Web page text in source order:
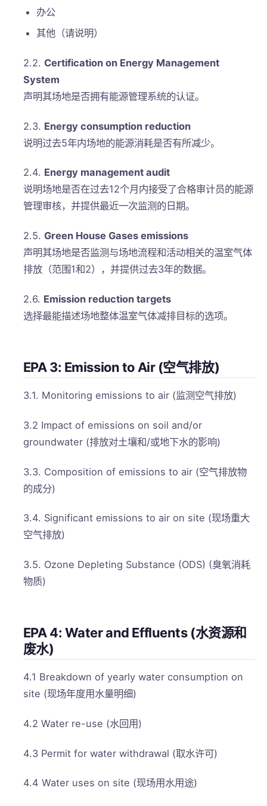
办公
其他（请说明）
2.2. Certification on Energy Management
System
声明其场地是否拥有能源管理系统的认证。
2.3. Energy consumption reduction
说明过去5年内场地的能源消耗是否有所减少。
2.4. Energy management audit
说明场地是否在过去12个月内接受了合格审计员的能源
管理审核，并提供最近一次监测的日期。
2.5. Green House Gases emissions
声明其场地是否监测与场地流程和活动相关的温室气体
排放（范围1和2），并提供过去3年的数据。
2.6. Emission reduction targets
选择最能描述场地整体温室气体减排目标的选项。
EPA 3: Emission to Air (空气排放)
3.1. Monitoring emissions to air (监测空气排放)
3.2 Impact of emissions on soil and/or
groundwater (排放对土壤和/或地下水的影响)
3.3. Composition of emissions to air (空气排放物
的成分)
3.4. Significant emissions to air on site (现场重大
空气排放)
3.5. Ozone Depleting Substance (ODS) (臭氧消耗
物质)
EPA 4: Water and Effluents (水资源和
废水)
4.1 Breakdown of yearly water consumption on
site (现场年度用水量明细)
4.2 Water re-use (水回用)
4.3 Permit for water withdrawal (取水许可)
4.4 Water uses on site (现场用水用途)